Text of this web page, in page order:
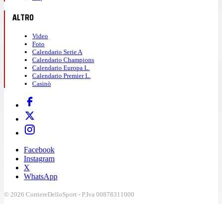
ALTRO
Video
Foto
Calendario Serie A
Calendario Champions
Calendario Europa L.
Calendario Premier L.
Casinò
Facebook
Instagram
X
WhatsApp
© 2026 CorriereDelloSport - P.Iva 00878311000